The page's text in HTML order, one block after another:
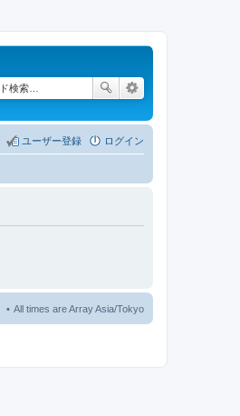
ログイン
ユーザー登録
All times are Array Asia/Tokyo